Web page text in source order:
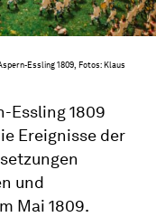
Essling 1809, Fotos: Klaus
Essling 1809
Ereignisse der
und
Mai 1809.